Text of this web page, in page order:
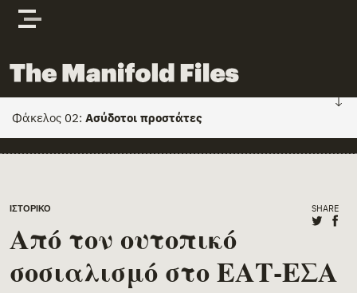
Skip to content
The Manifold Files
Φάκελος 02:Ασύδοτοι προστάτες
Φάκελος 02: HOME
Πρόσωπα & φορείς
Έγγραφα
Main Page Content SHARE
Share
ΙΣΤΟΡΙΚΌ
Από τον ουτοπικό
σοσιαλισμό στο ΕΑΤ-ΕΣΑ